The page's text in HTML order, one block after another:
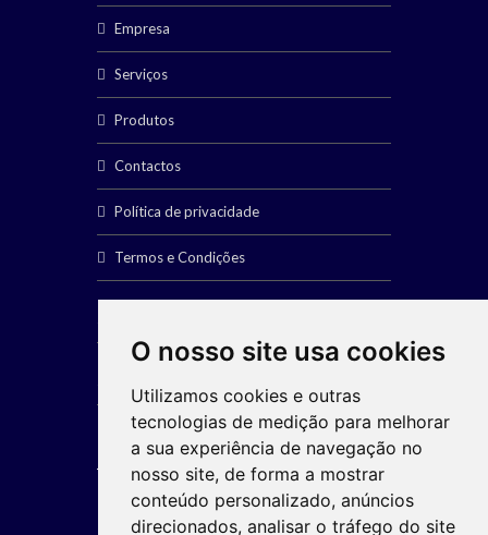
O nosso site usa cookies
Utilizamos cookies e outras
tecnologias de medição para melhorar
a sua experiência de navegação no
nosso site, de forma a mostrar
conteúdo personalizado, anúncios
direcionados, analisar o tráfego do site
Empresa
Serviços
Produtos
Contactos
Política de privacidade
Termos e Condições